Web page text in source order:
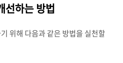
선하는 방법
위해 다음과 같은 방법을 실천할